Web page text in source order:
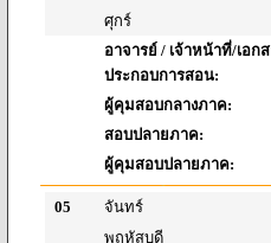
ศุกร์
อาจารย์ / เจ้าหน้าที่/เอก
ประกอบการสอน:
ผู้คุมสอบกลางภาค:
สอบปลายภาค:
ผู้คุมสอบปลายภาค:
05
จันทร์
พฤหัสบดี